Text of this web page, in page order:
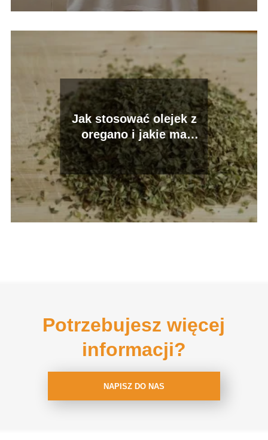
Jak stosować olejek z
oregano i jakie ma
właściwości? Praktyczne
porady
Potrzebujesz więcej
informacji?
NAPISZ DO NAS